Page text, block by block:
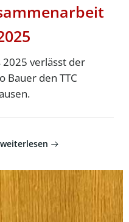
2025 verlässt der
Bauer den TTC
weiterlesen